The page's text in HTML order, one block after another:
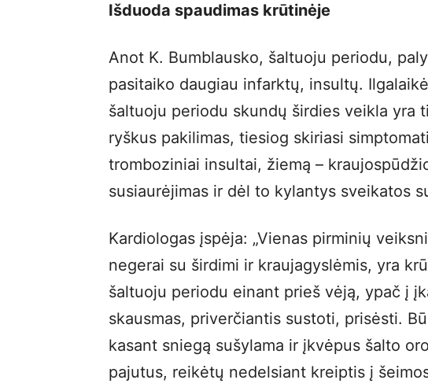
Išduoda spaudimas krūtinėje
Anot K. Bumblausko, šaltuoju periodu,
pasitaiko daugiau infarktų, insultų.
šaltuoju periodu skundų širdies veikla yra
ryškus pakilimas, tiesiog skiriasi
tromboziniai insultai, žiemą –
susiaurėjimas ir dėl to kylantys sveikatos
Kardiologas įspėja: „Vienas pirminių
negerai su širdimi ir kraujagyslėmis, yra
šaltuoju periodu einant prieš vėją, ypač į
skausmas, priverčiantis sustoti, prisėsti.
kasant sniegą sušylama ir įkvėpus šalto
pajutus, reikėtų nedelsiant kreiptis į